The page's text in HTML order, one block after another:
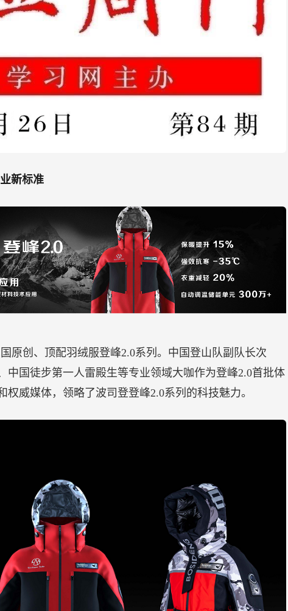
中国徒步第一人雷殿生等专业领域大咖作为登峰2.0首批体
权威媒体，领略了波司登登峰2.0系列的科技魅力。
在专业保暖、科技融入等方面，均有着全新突破。登峰
恶劣环境，御寒保暖的同时兼具防护能力。并首次将航天
缩短15%，灵活性也得到较大提升，整体穿戴体验更为轻
的范围内，如果你的顾客觉得他们的钱花得值，他们就会
起步阶段最为关键，决定了品牌今后是否有大的发展。打
为定位是顾客购买品牌的理由，有了定位才能赢得顾
片、画册、产品包装、海报、官网、销售话语、品牌宣传
的常规传播载体，在不增加额外支出的情况下，充分利用
造大价值。
成立】